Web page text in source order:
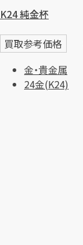
K24 純金杯
買取参考価格
金・貴金属
24金(K24)